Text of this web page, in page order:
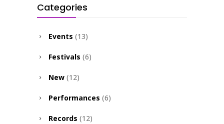
Categories
Events (13)
Festivals (6)
New (12)
Performances (6)
Records (12)